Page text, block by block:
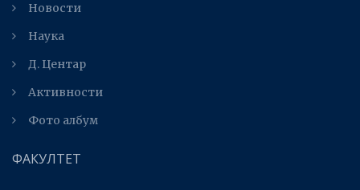
Новости
Наука
Д. Центар
Активности
Фото албум
ФАКУЛТЕТ